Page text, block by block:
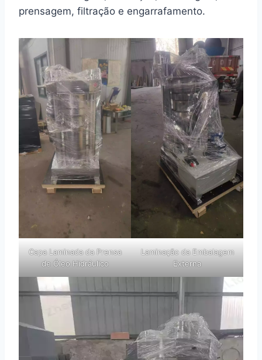
prensagem, filtração e engarrafamento.
Capa Laminada da Prensa
de Óleo Hidráulico
Laminação da Embalagem
Externa